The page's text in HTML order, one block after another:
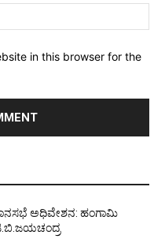
in this browser for the
ಅಧಿವೇಶನ: ಹಂಗಾಮಿ
ಟಿ.ಬಿ.ಜಯಚಂದ್ರ